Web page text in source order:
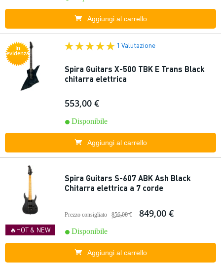
Aggiungi al carrello
In
evidenza
1 Valutazione
Spira Guitars X-500 TBK E Trans Black
chitarra elettrica
553,00 €
Disponibile
Aggiungi al carrello
🔥HOT & NEW
Spira Guitars S-607 ABK Ash Black
Chitarra elettrica a 7 corde
Prezzo consigliato 856,00 € 849,00 €
Disponibile
Aggiungi al carrello